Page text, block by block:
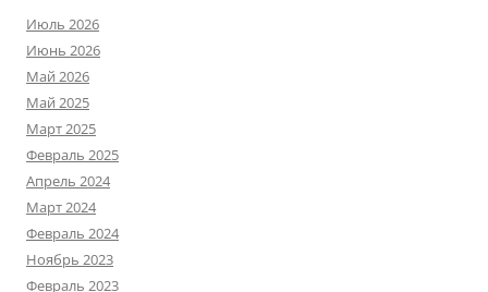
Июль 2026
Июнь 2026
Май 2026
Май 2025
Март 2025
Февраль 2025
Апрель 2024
Март 2024
Февраль 2024
Ноябрь 2023
Февраль 2023